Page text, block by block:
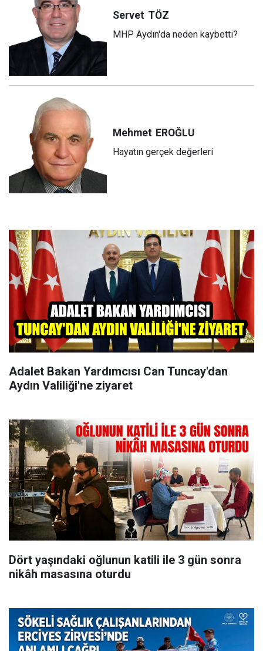
Servet TÖZ
MHP Aydın'da neden kaybetti?
Mehmet EROĞLU
Hayatın gerçek değerleri
Adalet Bakan Yardımcısı Can Tuncay'dan
Aydın Valiliği'ne ziyaret
Dört yaşındaki oğlunun katili ile 3 gün sonra
nikâh masasına oturdu